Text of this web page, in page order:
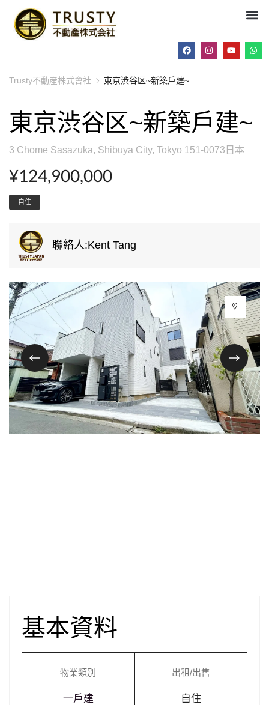
Trusty不動産株式會社 東京渋谷区~新築戶建~
東京渋谷区~新築戶建~
3 Chome Sasazuka, Shibuya City, Tokyo 151-0073日本
¥124,900,000
自住
聯絡人:Kent Tang
基本資料
物業類別
一戶建
出租/出售
自住